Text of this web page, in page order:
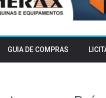
GUIA DE COMPRAS